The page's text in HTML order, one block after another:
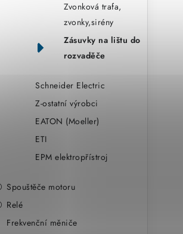
Zvonková trafa,
zvonky,sirény
Zásuvky na lištu do
rozvaděče
Schneider Electric
Z-ostatní výrobci
EATON (Moeller)
ETI
EPM elektropřístroj
Spouštěče motoru
Relé
Frekvenční měniče